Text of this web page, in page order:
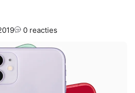
0 reacties